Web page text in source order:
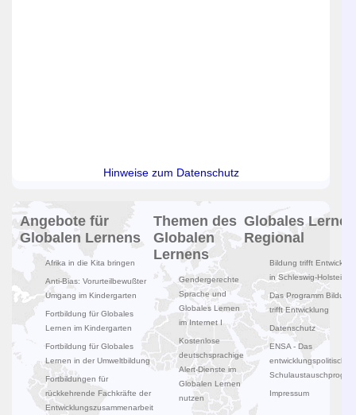
Hinweise zum Datenschutz
Angebote für
Globalen Lernens
Afrika in die Kita bringen
Anti-Bias: Vorurteilbewußter
Umgang im Kindergarten
Fortbildung für Globales
Lernen im Kindergarten
Fortbildung für Globales
Lernen in der Umweltbildung
Fortbildungen für
rückkehrende Fachkräfte der
Entwicklungszusammenarbeit
Themen des
Globalen
Lernens
Gendergerechte
Sprache und
Globales Lernen
im Internet I
Kostenlose
deutschsprachige
Alert-Dienste im
Globalen Lernen
nutzen
Globales Lernen
Regional
Bildung trifft
in Schleswig-Holstein
Das Programm Bildung
trifft Entwicklung
Datenschutz
ENSA - Das
entwicklungspolitische
Impressum